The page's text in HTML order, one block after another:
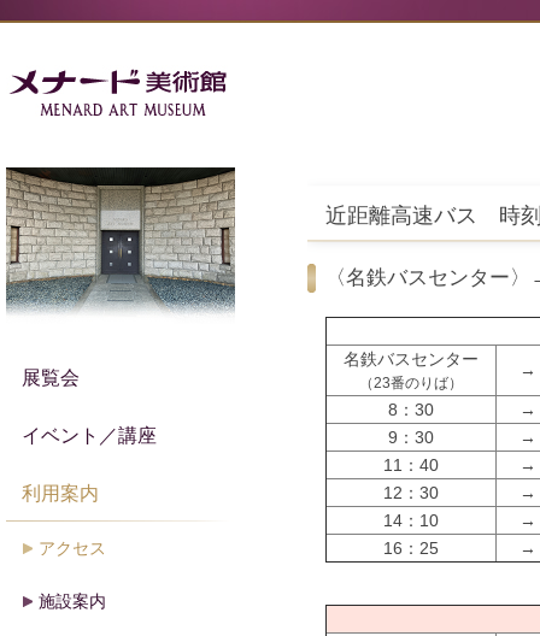
近距離高速バス 時
〈名鉄バスセンター
名鉄バスセンター
（23番のりば）
→
8：30
→
9：30
→
11：40
→
12：30
→
14：10
→
16：25
→
展覧会
イベント／講座
利用案内
アクセス
施設案内